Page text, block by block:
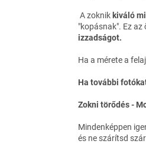
A zoknik kiváló
"kopásnak". Ez
izzadságot.
Ha a mérete a
Ha további
Zokni törődés -
Mindenképpen
és ne szárítsd